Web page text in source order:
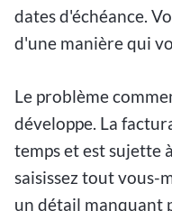
dates d'échéance.
d'une manière qui
Le problème
développe. La
temps et est sujette
saisissez tout vous-
un détail manquant